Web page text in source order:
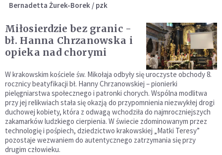
Bernadetta Żurek-Borek / pzk
Miłosierdzie bez granic -
bł. Hanna Chrzanowska i
opieka nad chorymi
W krakowskim kościele św. Mikołaja odbyły się uroczyste obchody 8.
rocznicy beatyfikacji bł. Hanny Chrzanowskiej – pionierki
pielęgniarstwa społecznego i patronki chorych. Wspólna modlitwa
przy jej relikwiach stała się okazją do przypomnienia niezwykłej drogi
duchowej kobiety, która z odwagą wchodziła do najmroczniejszych
zakamarków ludzkiego cierpienia. W świecie zdominowanym przez
technologię i pośpiech, dziedzictwo krakowskiej „Matki Teresy”
pozostaje wezwaniem do autentycznego zatrzymania się przy
drugim człowieku.